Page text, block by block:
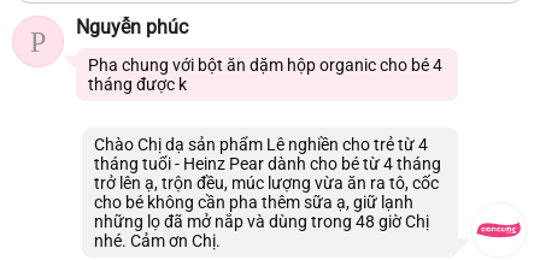
P Nguyễn phúc
Pha chung với bột ăn dặm hộp organic cho bé 4
tháng được k
Chào Chị dạ sản phẩm Lê nghiền cho trẻ từ 4
tháng tuổi - Heinz Pear dành cho bé từ 4 tháng
trở lên ạ, trộn đều, múc lượng vừa ăn ra tô, cốc
cho bé không cần pha thêm sữa ạ, giữ lạnh
những lọ đã mở nắp và dùng trong 48 giờ Chị
nhé. Cảm ơn Chị.